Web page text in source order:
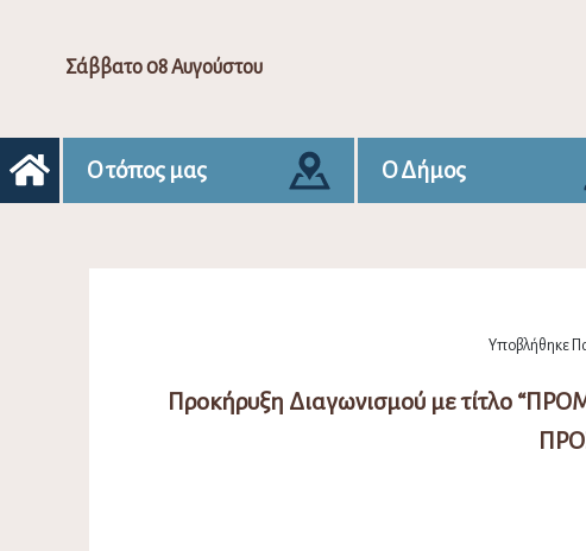
Σάββατο 08 Αυγούστου
Ο τόπος μας Ο Δήμος
Υποβλήθηκε
Προκήρυξη Διαγωνισμού με τίτλο